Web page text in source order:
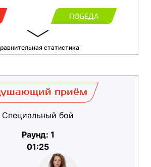
ПОБЕДА
статистика
приём
Специальный бой
Раунд: 1
01:25